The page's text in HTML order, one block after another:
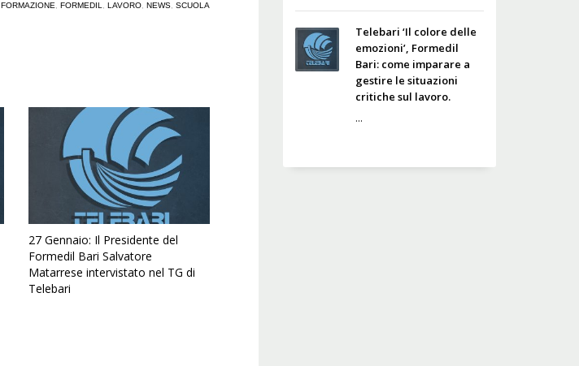
FORMAZIONE FORMEDIL LAVORO, NEWS, SCUOLA
27 Gennaio: Il Presidente del
Formedil Bari Salvatore
Matarrese intervistato nel TG di
Telebari
Telebari ‘Il colore delle
emozioni’, Formedil
Bari: come imparare a
gestire le situazioni
critiche sul lavoro.
...